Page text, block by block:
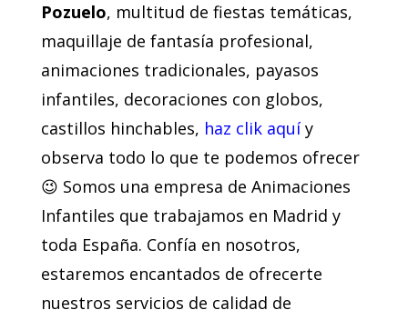
Pozuelo, multitud de fiestas temáticas,
maquillaje de fantasía profesional,
animaciones tradicionales, payasos
infantiles, decoraciones con globos,
castillos hinchables, haz clik aquíy
observa todo lo que te podemos ofrecer
😉 Somos una empresa de Animaciones
Infantiles que trabajamos en Madrid y
toda España. Confía en nosotros,
estaremos encantados de ofrecerte
nuestros servicios de calidad de